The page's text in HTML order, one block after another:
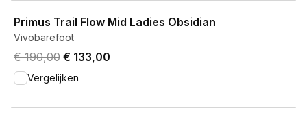
Primus Trail Flow Mid Ladies Obsidian
Vivobarefoot
Original price was € 190,00.
€ 190,00 Current price is € 133,00.
€ 133,00
Vergelijken